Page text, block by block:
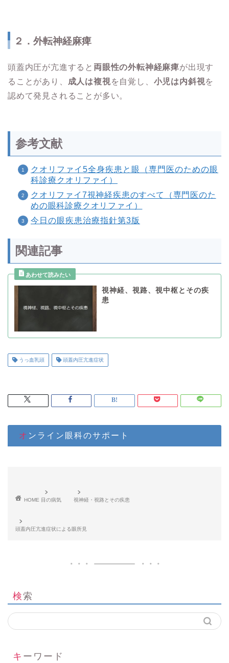
２．外転神経麻痺
頭蓋内圧が亢進すると 両眼性の外転神経麻痺が出現す
ることがあり、 成人は複視を自覚し、 小児は内斜視を
認めて発見されることが多い。
参考文献
クオリファイ5全身疾患と眼（専門医のための眼
科診療クオリファイ）
クオリファイ7視神経疾患のすべて（専門医のた
めの眼科診療クオリファイ）
今日の眼疾患治療指針第3版
関連記事
視神経、視路、視中枢とその疾
患
うっ血乳頭 頭蓋内圧亢進症状
オンライン眼科のサポート
HOME 目の病気 視神経・視路とその疾患
頭蓋内圧亢進症状による眼所見
検索
キーワード